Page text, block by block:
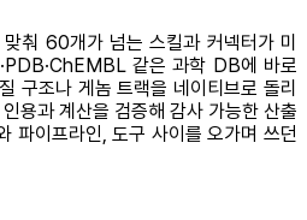
춰 60개가 넘는 스킬과 커넥터가 미
같은 과학 DB에 바로
구조나 게놈 트랙을 네이티브로 돌리
용과 계산을 검증해 감사 가능한 산출
파이프라인, 도구 사이를 오가며 쓰던